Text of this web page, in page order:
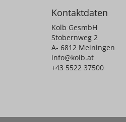
Kontaktdaten
Kolb GesmbH
Stobernweg 2
A- 6812 Meiningen
info@kolb.at
+43 5522 37500